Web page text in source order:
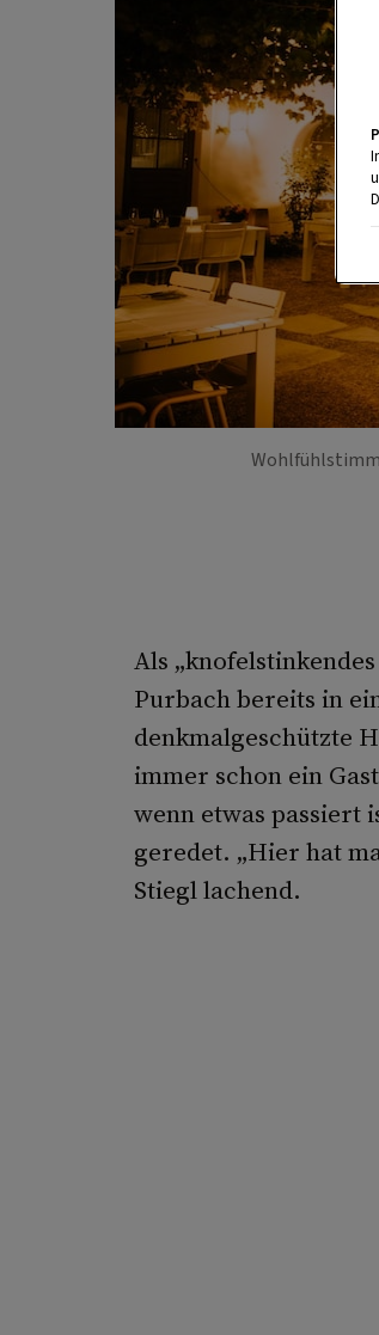
Als
Purbach bereits in
denkmalgeschützte
immer schon ein
wenn etwas passiert
geredet. „Hier hat
Stiegl lachend.